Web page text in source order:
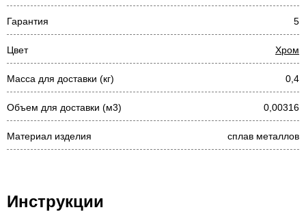
Гарантия 5
Цвет Хром
Масса для доставки (кг) 0,4
Объем для доставки (м3) 0,00316
Материал изделия сплав металлов
Инструкции